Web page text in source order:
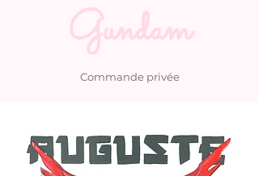
Gundam
Commande privée